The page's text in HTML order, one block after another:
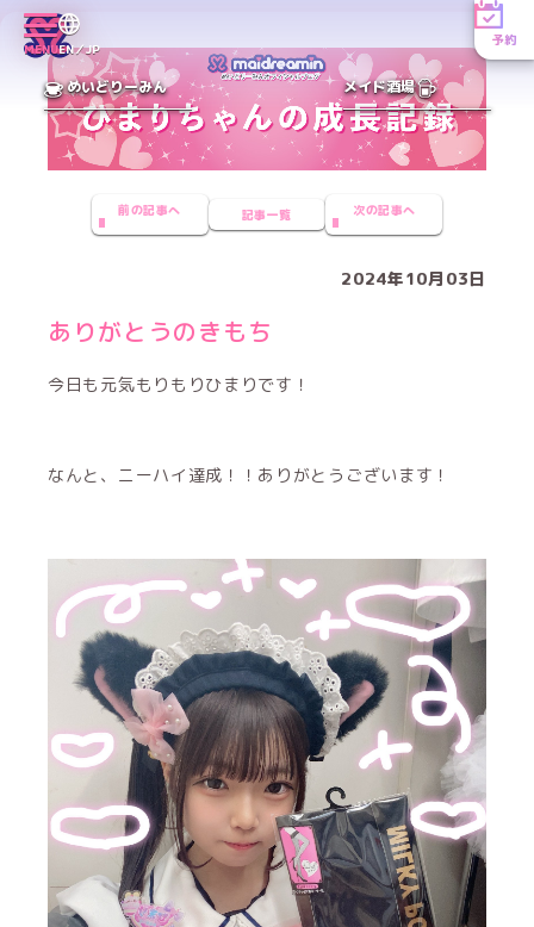
MENUEN／JP
予約
めいどりーみん メイド酒場
前の記事へ 記事一覧 次の記事へ
2024年10月03日
ありがとうのきもち
今日も元気もりもりひまりです！
なんと、ニーハイ達成！！ありがとうございます！